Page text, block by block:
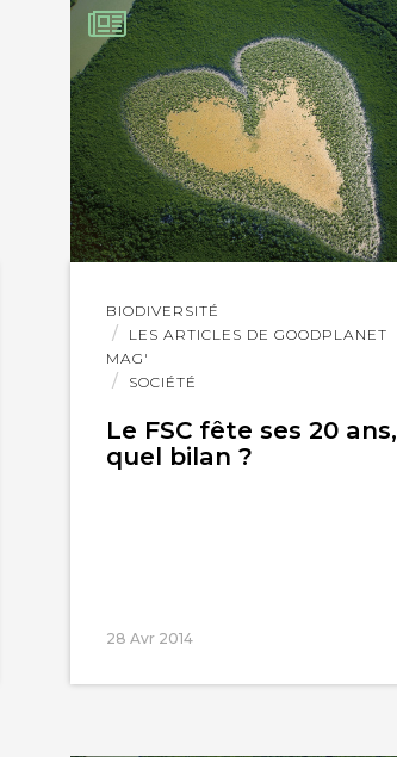
BIODIVERSITÉ
LES ARTICLES DE GOODPLANET
MAG'
SOCIÉTÉ
Le FSC fête ses 20 ans,
quel bilan ?
28 Avr 2014
Lire
l'article